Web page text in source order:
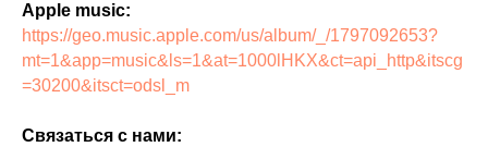
Apple music:
https://geo.music.apple.com/us/album/_/1797092653?
mt=1&app=music&ls=1&at=1000lHKX&ct=api_http&itscg
=30200&itsct=odsl_m
Связаться с нами: